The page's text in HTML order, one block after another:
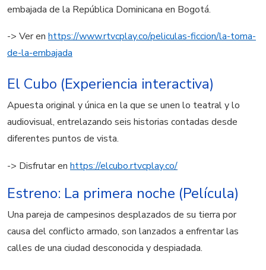
embajada de la República Dominicana en Bogotá.
-> Ver en https://www.rtvcplay.co/peliculas-ficcion/la-toma-
de-la-embajada
El Cubo (Experiencia interactiva)
Apuesta original y única en la que se unen lo teatral y lo
audiovisual, entrelazando seis historias contadas desde
diferentes puntos de vista.
-> Disfrutar en https://elcubo.rtvcplay.co/
Estreno: La primera noche (Película)
Una pareja de campesinos desplazados de su tierra por
causa del conflicto armado, son lanzados a enfrentar las
calles de una ciudad desconocida y despiadada.